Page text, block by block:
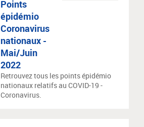
Points
épidémio
Coronavirus
nationaux -
Mai/Juin
2022
Retrouvez tous les points épidémio
nationaux relatifs au COVID-19 -
Coronavirus.